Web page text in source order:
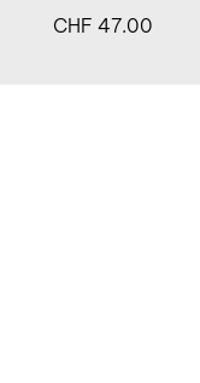
CHF 47.00